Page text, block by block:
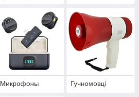
Микрофоны Гучномовці